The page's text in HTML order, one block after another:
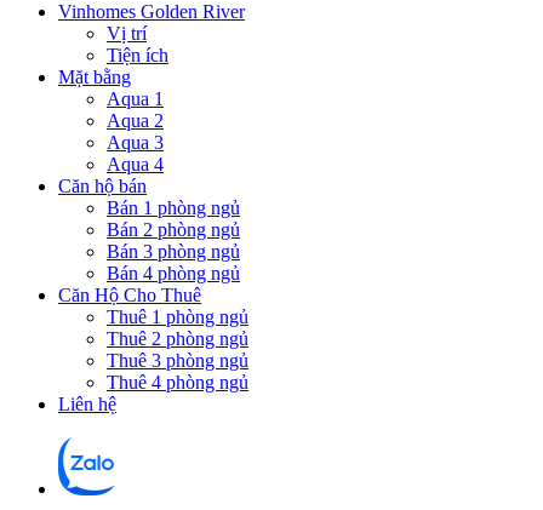
Vinhomes Golden River
Vị trí
Tiện ích
Mặt bằng
Aqua 1
Aqua 2
Aqua 3
Aqua 4
Căn hộ bán
Bán 1 phòng ngủ
Bán 2 phòng ngủ
Bán 3 phòng ngủ
Bán 4 phòng ngủ
Căn Hộ Cho Thuê
Thuê 1 phòng ngủ
Thuê 2 phòng ngủ
Thuê 3 phòng ngủ
Thuê 4 phòng ngủ
Liên hệ